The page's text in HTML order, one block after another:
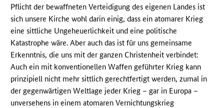
Pflicht der bewaffneten Verteidigung des eigenen Landes ist
sich unsere Kirche wohl darin einig, dass ein atomarer Krieg
eine sittliche Ungeheuerlichkeit und eine politische
Katastrophe wäre. Aber auch das ist für uns gemeinsame
Erkenntnis, die uns mit der ganzen Christenheit verbindet:
Auch ein mit konventionellen Waffen geführter Krieg kann
prinzipiell nicht mehr sittlich gerechtfertigt werden, zumal in
der gegenwärtigen Weltlage jeder Krieg – gar in Europa –
unversehens in einem atomaren Vernichtungskrieg